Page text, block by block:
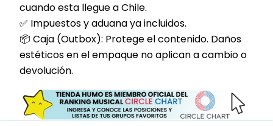
cuando esta llegue a Chile.
✅ Impuestos y aduana ya incluidos.
📦 Caja (Outbox): Protege el contenido. Daños
estéticos en el empaque no aplican a cambio o
devolución.